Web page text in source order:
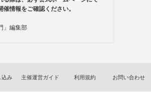
催情報をご確認ください。
」編集部
込み 主催運営ガイド 利用規約 お問い合わせ